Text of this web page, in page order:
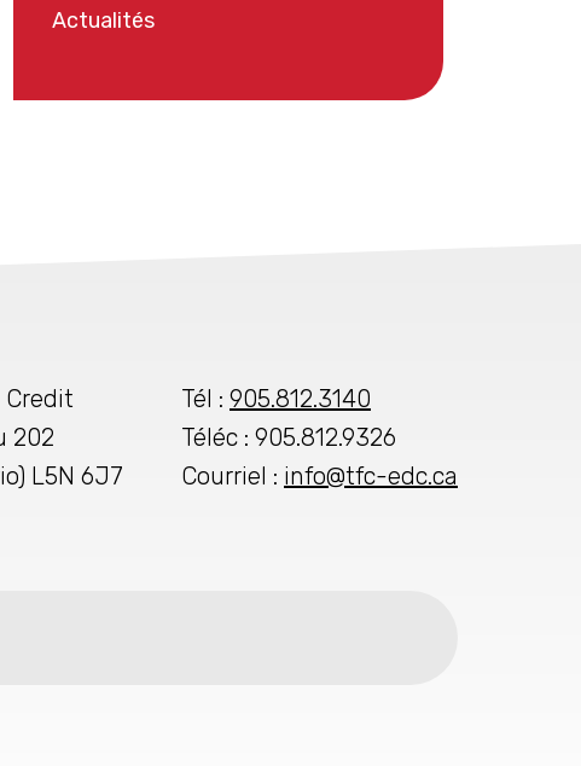
Actualités
Credit
202
L5N 6J7
Tél : 905.812.3140
Téléc : 905.812.9326
Courriel : info@tfc-edc.ca